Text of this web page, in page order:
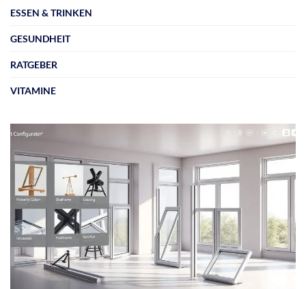
ESSEN & TRINKEN
GESUNDHEIT
RATGEBER
VITAMINE